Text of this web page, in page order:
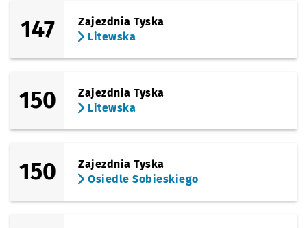
147
Zajezdnia Tyska
Litewska
150
Zajezdnia Tyska
Litewska
150
Zajezdnia Tyska
Osiedle Sobieskiego